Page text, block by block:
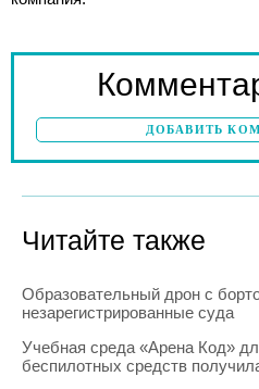
ДОБАВИТЬ
Читайте также
Образовательный дрон с
незарегистрированные суда
Учебная среда «Арена Код»
беспилотных средств